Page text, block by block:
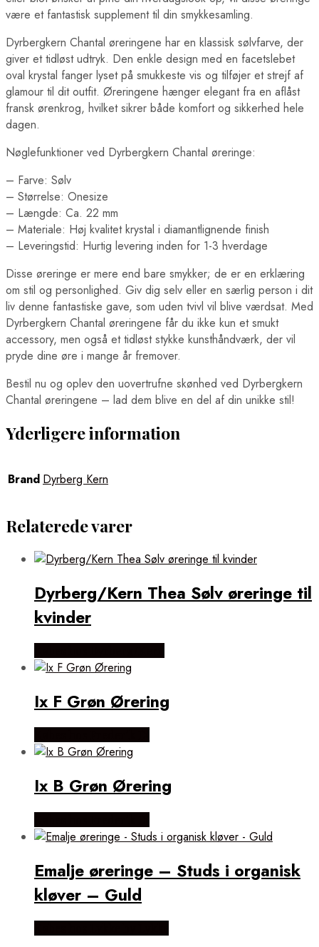
være et fantastisk supplement til din smykkesamling.
Dyrbergkern Chantal øreringene har en klassisk sølvfarve, der
giver et tidløst udtryk. Den enkle design med en facetslebet
oval krystal fanger lyset på smukkeste vis og tilføjer et strejf af
glamour til dit outfit. Øreringene hænger elegant fra en aflåst
fransk ørenkrog, hvilket sikrer både komfort og sikkerhed hele
dagen.
Nøglefunktioner ved Dyrbergkern Chantal øreringe:
– Farve: Sølv
– Størrelse: Onesize
– Længde: Ca. 22 mm
– Materiale: Høj kvalitet krystal i diamantlignende finish
– Leveringstid: Hurtig levering inden for 1-3 hverdage
Disse øreringe er mere end bare smykker; de er en erklæring
om stil og personlighed. Giv dig selv eller en særlig person i dit
liv denne fantastiske gave, som uden tvivl vil blive værdsat. Med
Dyrbergkern Chantal øreringene får du ikke kun et smukt
accessory, men også et tidløst stykke kunsthåndværk, der vil
pryde dine øre i mange år fremover.
Bestil nu og oplev den uovertrufne skønhed ved Dyrbergkern
Chantal øreringene – lad dem blive en del af din unikke stil!
Yderligere information
Brand Dyrberg Kern
Relaterede varer
Dyrberg/Kern Thea Sølv øreringe til
kvinder
Ix F Grøn Ørering
Ix B Grøn Ørering
Emalje øreringe – Studs i organisk
kløver – Guld